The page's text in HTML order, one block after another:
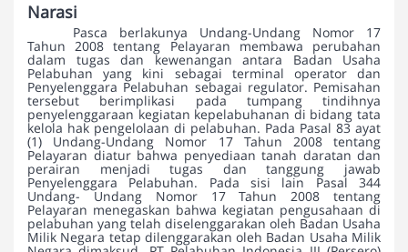
Narasi
Pasca berlakunya Undang-Undang Nomor 17
Tahun 2008 tentang Pelayaran membawa perubahan
dalam tugas dan kewenangan antara Badan Usaha
Pelabuhan yang kini sebagai terminal operator dan
Penyelenggara Pelabuhan sebagai regulator. Pemisahan
tersebut berimplikasi pada tumpang tindihnya
penyelenggaraan kegiatan kepelabuhanan di bidang tata
kelola hak pengelolaan di pelabuhan. Pada Pasal 83 ayat
(1) Undang-Undang Nomor 17 Tahun 2008 tentang
Pelayaran diatur bahwa penyediaan tanah daratan dan
perairan menjadi tugas dan tanggung jawab
Penyelenggara Pelabuhan. Pada sisi lain Pasal 344
Undang- Undang Nomor 17 Tahun 2008 tentang
Pelayaran menegaskan bahwa kegiatan pengusahaan di
pelabuhan yang telah diselenggarakan oleh Badan Usaha
Milik Negara tetap dilenggarakan oleh Badan Usaha Milik